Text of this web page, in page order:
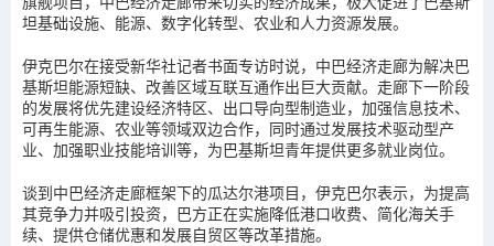
坦基础设施、能源、数字化转型、农业和人力资源发展。
伊克巴尔在接受新华社记者书面专访时说，中巴经济走廊为解决巴
基斯坦能源短缺、改善区域互联互通作出巨大贡献。走廊下一阶段
的发展将优先建设经济特区、出口导向型制造业，加强信息技术、
可再生能源、农业等领域双边合作，同时通过发展技术驱动型产
业、加强职业技能培训等，为巴基斯坦青年提供更多就业岗位。
谈到中巴经济走廊框架下的瓜达尔港项目，伊克巴尔表示，为提高
其竞争力并吸引投资，巴方正在实施降低港口收费、简化海关手
续、提供仓储优惠和发展自贸区等改革措施。